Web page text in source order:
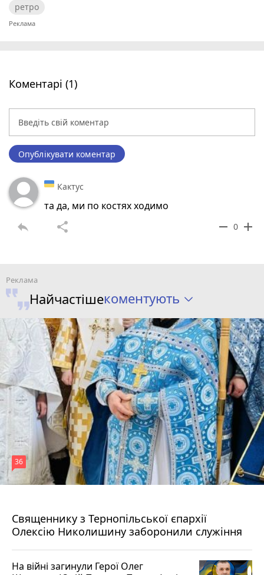
ретро
Коментарі (1)
Опублікувати коментар
Кактус
та да, ми по костях ходимо
reply share remove 0 add
Найчастішекоментують
Священнику з Тернопільської єпархії
Олексію Николишину заборонили служіння
36
На війні загинули Герої Олег